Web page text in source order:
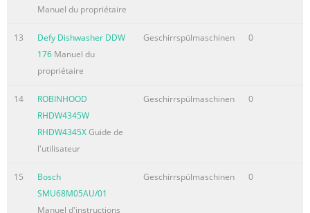
Manuel du propriétaire
13
Defy Dishwasher DDW
176 Manuel du
propriétaire
Geschirrspülmaschinen 0
14
ROBINHOOD
RHDW4345W
RHDW4345XGuide de
l'utilisateur
Geschirrspülmaschinen 0
15
Bosch
SMU68M05AU/01
Manuel d'instructions
Geschirrspülmaschinen 0